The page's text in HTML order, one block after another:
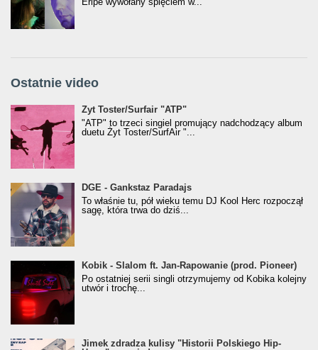
Ostatnie video
Żyt Toster/SurfAir - ATP VIDEO
Żyt Toster/Surfair "ATP"
"ATP" to trzeci singiel promujący nadchodzący album
duetu Żyt Toster/SurfAir "...
donGURALesko z nagrodą za
Klasyczny/Trueschoolowy Album Roku
(Popkillery 2023)
DGE - Gankstaz Paradajs
To właśnie tu, pół wieku temu DJ Kool Herc rozpoczął
sagę, która trwa do dziś...
Kobik - Slalom ft. Jan-Rapowanie (prod. Pioneer)
[Official Music Visualiser]
Kobik - Slalom ft. Jan-Rapowanie (prod. Pioneer)
Po ostatniej serii singli otrzymujemy od Kobika kolejny
utwór i trochę...
Jimek zdradza kulisy "Historii Polskiego Hip-
Jimek zdradza kulisy "Historii Polskiego Hip-